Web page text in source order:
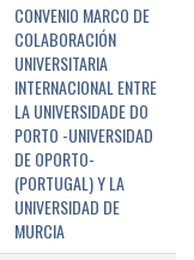
CONVENIO MARCO DE
COLABORACIÓN
UNIVERSITARIA
INTERNACIONAL ENTRE
LA UNIVERSIDADE DO
PORTO -UNIVERSIDAD
DE OPORTO-
(PORTUGAL) Y LA
UNIVERSIDAD DE
MURCIA